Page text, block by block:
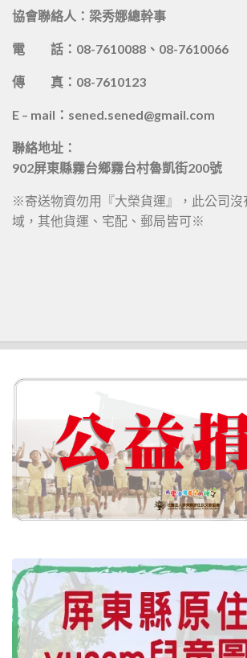
協會聯絡人：梁秀娜總幹事
電 話：08-7610088、08-7610066
傳 真：08-7610123
E – mail：sened.sened@gmail.com
聯絡地址：
902屏東縣霧台鄉霧台村魯凱街200號
※寄送物資勿用『大榮貨運』，此公司沒
域，其他貨運、宅配、郵局皆可※